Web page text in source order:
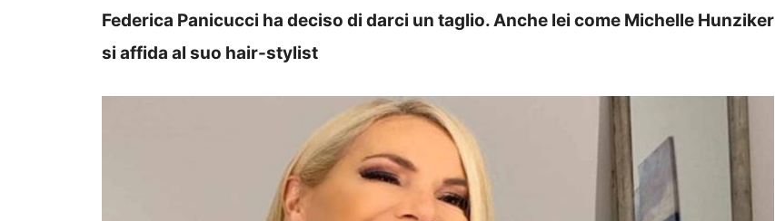
Federica Panicucci ha deciso di darci un taglio. Anche lei come Michelle Hunziker
si affida al suo hair-stylist